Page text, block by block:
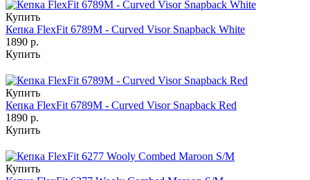
Купить
Кепка FlexFit 6789M - Curved Visor Snapback White
1890 р.
Купить
Купить
Кепка FlexFit 6789M - Curved Visor Snapback Red
1890 р.
Купить
Купить